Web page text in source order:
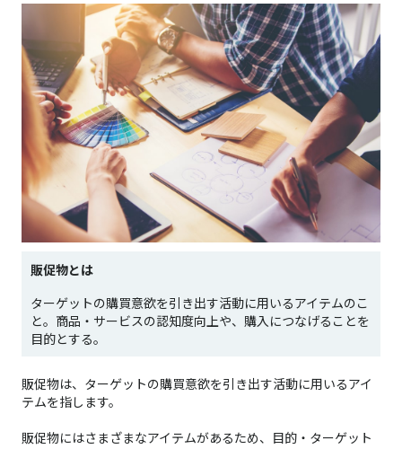
販促物とは
ターゲットの購買意欲を引き出す活動に用いるアイテムのこ
と。商品・サービスの認知度向上や、購入につなげることを
目的とする。
販促物は、ターゲットの購買意欲を引き出す活動に用いるアイ
テムを指します。
販促物にはさまざまなアイテムがあるため、目的・ターゲット